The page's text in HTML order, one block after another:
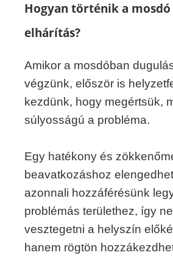
Hogyan történik a mosdó
elhárítás?
Amikor a mosdóban
végzünk, először is
kezdünk, hogy megértsük,
súlyosságú a probléma.
Egy hatékony és
beavatkozáshoz
azonnali hozzáférésünk
problémás területhez, így
vesztegetni a helyszín
hanem rögtön